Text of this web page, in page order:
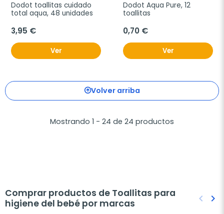
Dodot toallitas cuidado
total aqua, 48 unidades
3,95 €
Ver
Dodot Aqua Pure, 12
toallitas
0,70 €
Ver
Volver arriba
Mostrando 1 - 24 de 24 productos
Comprar productos de Toallitas para
higiene del bebé por marcas
keyboard_arrow_left keyboard_arrow_right